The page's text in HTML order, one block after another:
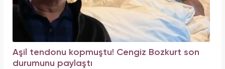
Aşil tendonu kopmuştu! Cengiz Bozkurt son
durumunu paylaştı